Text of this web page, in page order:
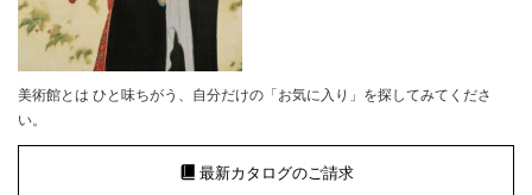
美術館とは ひと味ちがう、自分だけの「お気に入り」を探してみてくださ
い。
最新カタログのご請求